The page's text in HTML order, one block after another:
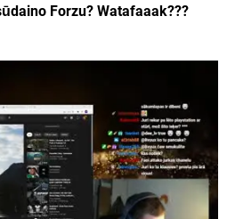
Forzu? Watafaaak???